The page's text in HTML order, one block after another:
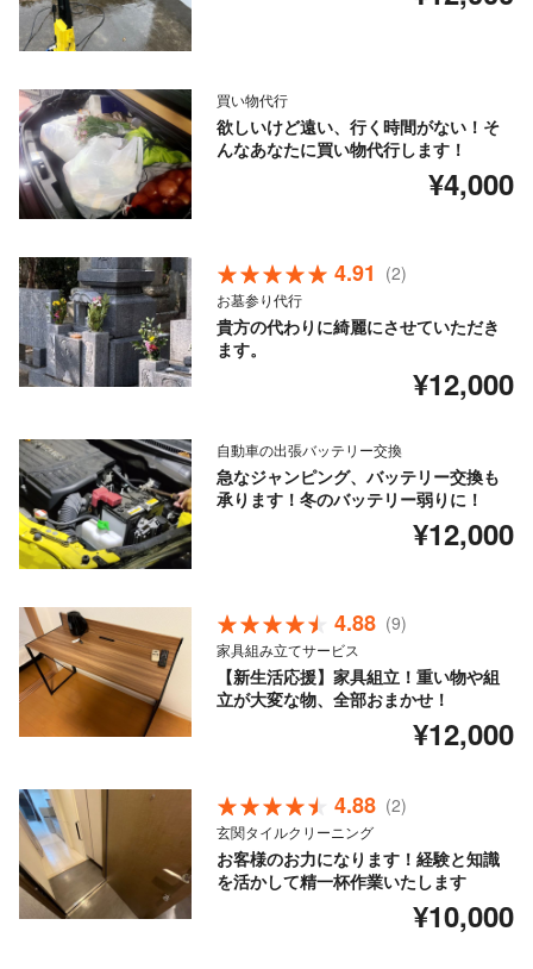
買い物代行
欲しいけど遠い、行く時間がない！そ
んなあなたに買い物代行します！
¥4,000
4.91 (2)
お墓参り代行
貴方の代わりに綺麗にさせていただき
ます。
¥12,000
自動車の出張バッテリー交換
急なジャンピング、バッテリー交換も
承ります！冬のバッテリー弱りに！
¥12,000
4.88 (9)
家具組み立てサービス
【新生活応援】家具組立！重い物や組
立が大変な物、全部おまかせ！
¥12,000
4.88 (2)
玄関タイルクリーニング
お客様のお力になります！経験と知識
を活かして精一杯作業いたします
¥10,000